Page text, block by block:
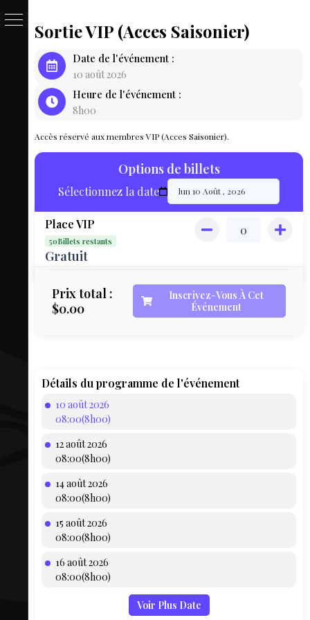
PASSE
BILLET
LIVE
MAP
MON
COMPTE
AEQ
Sortie VIP (Acces Saisonier)
Date de l'événement :
10 août 2026
Heure de l'événement :
8h00
Accès réservé aux membres VIP (Acces Saisonier).
Options de billets
Sélectionnez la date
Place VIP
50Billets restants
Gratuit
Prix total :
$0.00
Inscrivez-Vous À Cet
Événement
Détails du programme de l'événement
10 août 2026
08:00(8h00)
12 août 2026
08:00(8h00)
14 août 2026
08:00(8h00)
15 août 2026
08:00(8h00)
16 août 2026
08:00(8h00)
Voir Plus Date